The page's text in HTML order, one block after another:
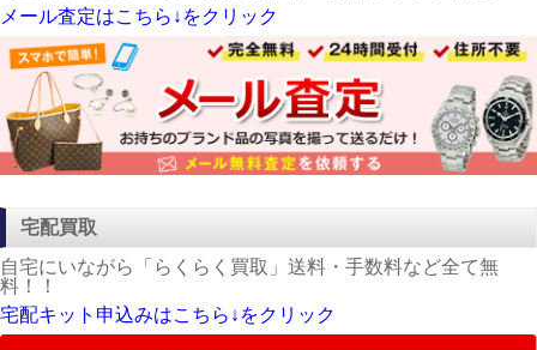
メール査定はこちら↓をクリック
宅配買取
自宅にいながら「らくらく買取」送料・手数料など全て無
料！！
宅配キット申込みはこちら↓をクリック